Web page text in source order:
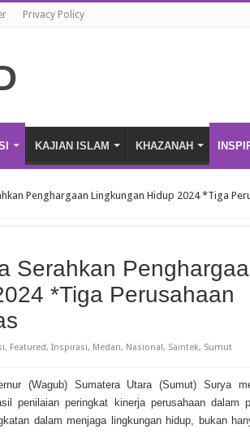
Privacy Policy
KAJIAN ISLAM KHAZANAH
Penghargaan Lingkungan Hidup 2024 *Tiga
Serahkan
*Tiga Perusahaan
, Featured, Inspirasi, Medan, Nasional , Saintek, Sumut
(Wagub) Sumatera Utara (Sumut) Surya
penilaian peringkat kinerja perusahaan dalam
dalam menjaga lingkungan hidup, bukan